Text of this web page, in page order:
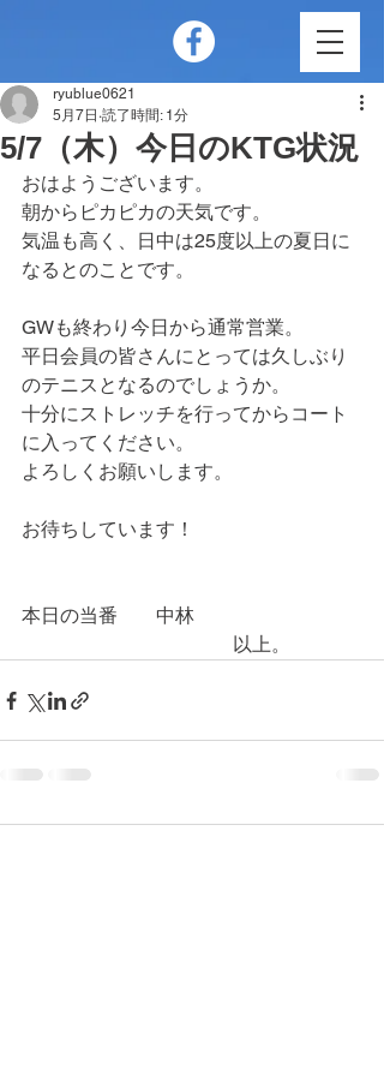
5/7（木）今日のKTG状況
ryublue0621
5月7日 読了時間: 1分
おはようございます。
朝からピカピカの天気です。
気温も高く、日中は25度以上の夏日に
なるとのことです。
GWも終わり今日から通常営業。
平日会員の皆さんにとっては久しぶり
のテニスとなるのでしょうか。
十分にストレッチを行ってからコート
に入ってください。
よろしくお願いします。
お待ちしています！
本日の当番　　中林
以上。